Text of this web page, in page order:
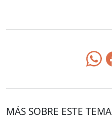
MÁS SOBRE ESTE TEMA